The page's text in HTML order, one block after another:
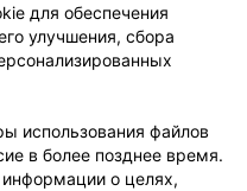
компанию
для обеспечения
улучшения, сбора
использования файлов
в более позднее время.
о целях,